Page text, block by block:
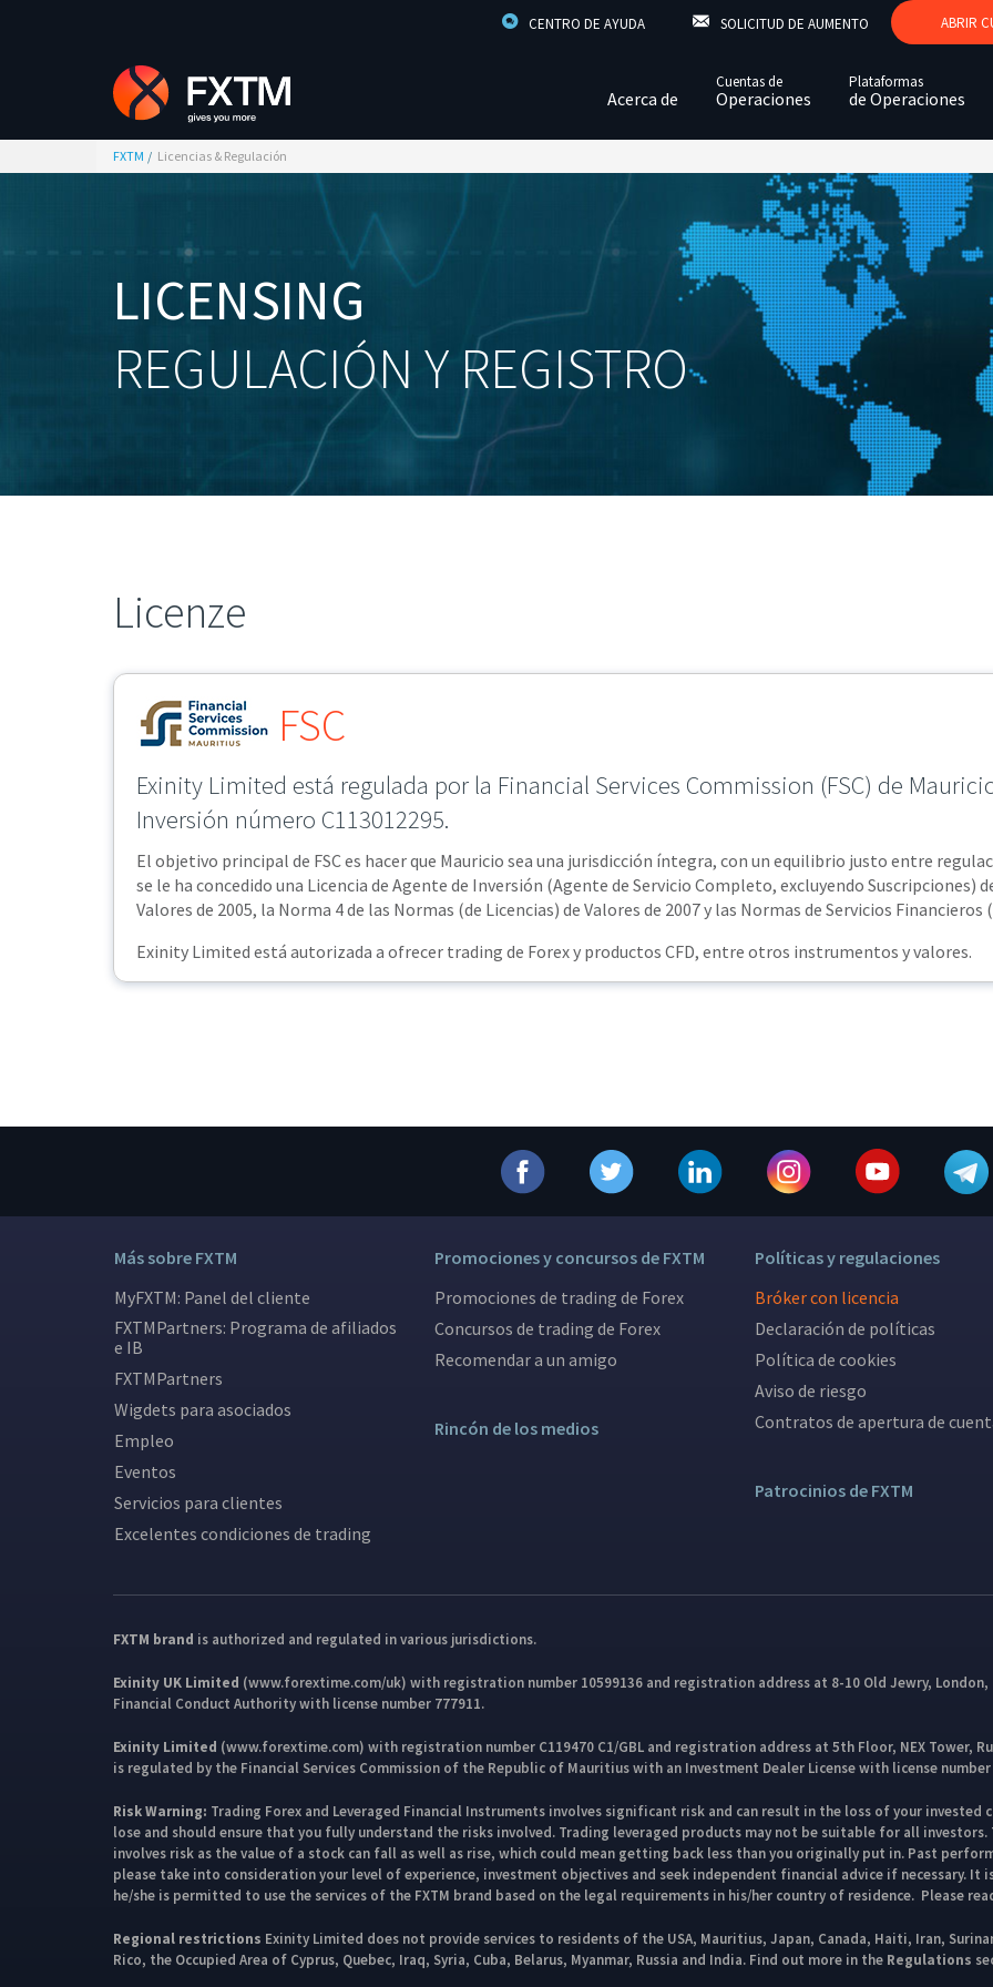
CENTRO DE AYUDA SOLICITUD DE AUMENTO ABRIR
Acerca de
Acerca de
Premios internacionales
Noticias y Eventos
¿Por qué Forex Time
Desempeño de Estadísticas
Careers
Invite a un amigo y ganen 50 euros cada uno
Cuentas de
Operaciones
Cuentas de Operaciones
Comparación de Cuentas
Seguridad de los fondos de los
Depósitos y Reembolsos
Apalancamiento y requisitos de
Comisiones
Plataformas
de Operaciones
Resumen
MetaTrader 5 (MT5)
MetaTrader 4 (MT4)
Comparativa de MT5
MT4
FXTM Licencias & Regulación
LICENSING
REGULACIÓN Y REGISTRO
Licenze
FSC
Exinity Limited está regulada por la Financial Services Commission (FSC) de
Inversión número C113012295.
El objetivo principal de FSC es hacer que Mauricio sea una jurisdicción íntegra, con un equilibrio justo entre
se le ha concedido una Licencia de Agente de Inversión (Agente de Servicio Completo, excluyendo Suscripciones)
Valores de 2005, la Norma 4 de las Normas (de Licencias) de Valores de 2007 y las Normas de Servicios
Exinity Limited está autorizada a ofrecer trading de Forex y productos CFD, entre otros instrumentos y valores.
Más sobre FXTM
MyFXTM: Panel del cliente
FXTMPartners: Programa de afiliados
e IB
FXTMPartners
Wigdets para asociados
Empleo
Eventos
Servicios para clientes
Excelentes condiciones de trading
Promociones y concursos de FXTM
Promociones de trading de Forex
Concursos de trading de Forex
Recomendar a un amigo
Rincón de los medios
Políticas y regulaciones
Bróker con licencia
Declaración de políticas
Política de cookies
Aviso de riesgo
Contratos de apertura de
Patrocinios de FXTM
FXTM brand is authorized and regulated in various jurisdictions.
Exinity UK Limited (www.forextime.com/uk) with registration number 10599136 and registration address at 8-10 Old Jewry, London,
Financial Conduct Authority with license number 777911.
Exinity Limited (www.forextime.com) with registration number C119470 C1/GBL and registration address at 5th Floor, NEX Tower,
is regulated by the Financial Services Commission of the Republic of Mauritius with an Investment Dealer License with license number
Risk Warning: Trading Forex and Leveraged Financial Instruments involves significant risk and can result in the loss of your
lose and should ensure that you fully understand the risks involved. Trading leveraged products may not be suitable for all
involves risk as the value of a stock can fall as well as rise, which could mean getting back less than you originally put in. Past
please take into consideration your level of experience, investment objectives and seek independent financial advice if necessary.
he/she is permitted to use the services of the FXTM brand based on the legal requirements in his/her country of residence. Please
Regional restrictions Exinity Limited does not provide services to residents of the USA, Mauritius, Japan, Canada, Haiti, Iran,
Rico, the Occupied Area of Cyprus, Quebec, Iraq, Syria, Cuba, Belarus, Myanmar, Russia and India. Find out more in the Regulations